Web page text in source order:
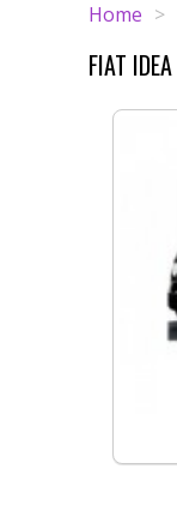
Home >
FIAT IDEA